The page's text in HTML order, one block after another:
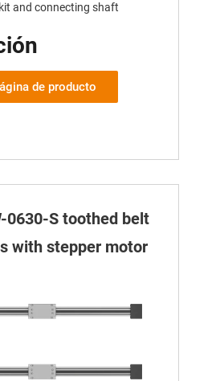
and connecting shaft
de producto
0630-S toothed belt
with stepper motor